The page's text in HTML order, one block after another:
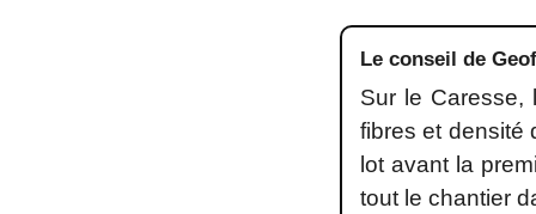
Le conseil de
Sur le Caresse,
fibres et densité
lot avant la
tout le chantier